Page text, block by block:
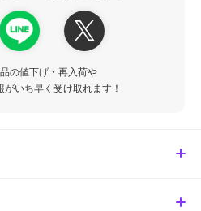
の値下げ・再入荷や
いち早く受け取れます！